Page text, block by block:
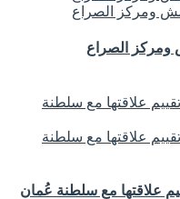
ومركز الصراع
علاقتها مع سلطنة عُمان